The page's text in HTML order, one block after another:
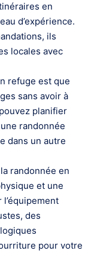
en
d’expérience.
ils
locales avec
refuge est que
sans avoir à
planifier
randonnée
dans un autre
randonnée en
et une
des
pour votre